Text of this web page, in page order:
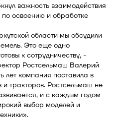
важность взаимодействия
освоению и обработке
области мы обсудили
Это еще одно
к сотрудничеству, -
Ростсельмаш Валерий
лет компания поставила в
тракторов. Ростсельмаш не
и с каждым годом
выбор моделей и